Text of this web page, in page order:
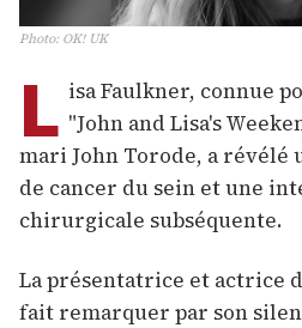
Photo: OK! UK
L isa Faulkner, connue
"John and Lisa's
mari John Torode, a révélé
de cancer du sein et une
chirurgicale subséquente.
La présentatrice et actrice
fait remarquer par son